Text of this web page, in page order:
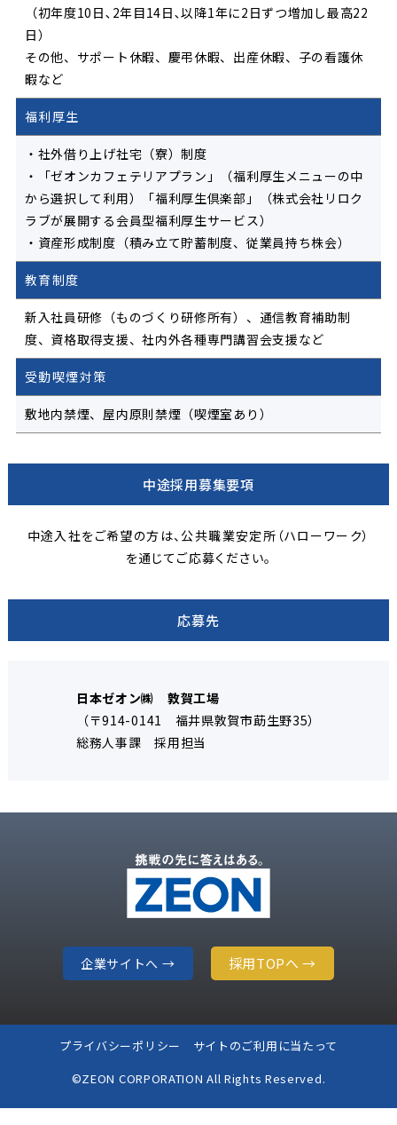
（初年度10日､2年目14日､以降1年に2日ずつ増加し最高22
日）
その他、サポート休暇、慶弔休暇、出産休暇、子の看護休
暇など
福利厚生
・社外借り上げ社宅（寮）制度
・「ゼオンカフェテリアプラン」（福利厚生メニューの中
から選択して利用）「福利厚生倶楽部」（株式会社リロク
ラブが展開する会員型福利厚生サービス）
・資産形成制度（積み立て貯蓄制度、従業員持ち株会）
教育制度
新入社員研修（ものづくり研修所有）、通信教育補助制
度、資格取得支援、社内外各種専門講習会支援など
受動喫煙対策
敷地内禁煙、屋内原則禁煙（喫煙室あり）
中途採用募集要項
中途入社をご希望の方は、公共職業安定所（ハローワーク）
を通じてご応募ください。
応募先
日本ゼオン㈱ 敦賀工場
（〒914-0141 福井県敦賀市莇生野35）
総務人事課 採用担当
企業サイトへ → 採用TOPへ →
プライバシーポリシー
サイトのご利用に当たって
©ZEON CORPORATION All Rights Reserved.